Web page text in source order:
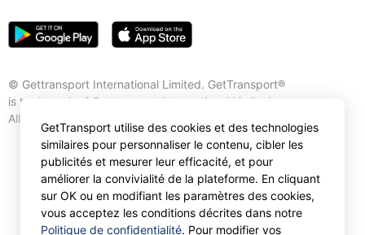
© Gettransport International Limited. GetTransport®
is trademark of Gettransport International Limited.
All rights reserved.
GetTransport utilise des cookies et des technologies
similaires pour personnaliser le contenu, cibler les
publicités et mesurer leur efficacité, et pour
améliorer la convivialité de la plateforme. En cliquant
sur OK ou en modifiant les paramètres des cookies,
vous acceptez les conditions décrites dans notre
Politique de confidentialité. Pour modifier vos